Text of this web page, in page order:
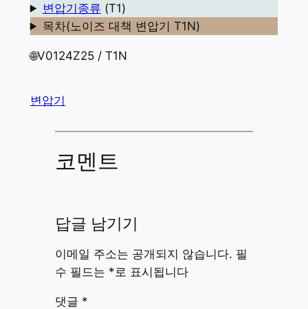
변압기종류 (T1)
목차(노이즈 대책 변압기 T1N)
🌐V0124Z25 / T1N
변압기
코멘트
답글 남기기
이메일 주소는 공개되지 않습니다. 필
수 필드는 *로 표시됩니다
댓글 *